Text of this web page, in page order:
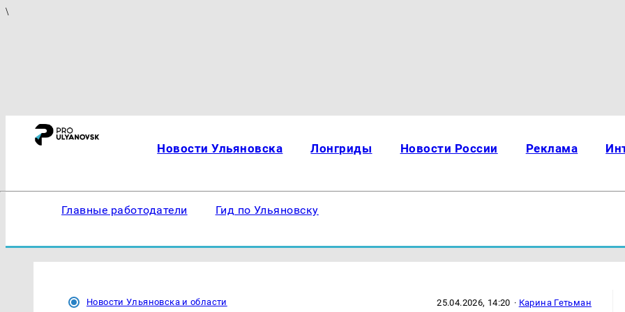
\
Новости Ульяновска Лонгриды Новости России Реклама
Главные работодатели Гид по Ульяновску
Новости Ульяновска и области 25.04.2026, 14:20 · Карина Гетьман